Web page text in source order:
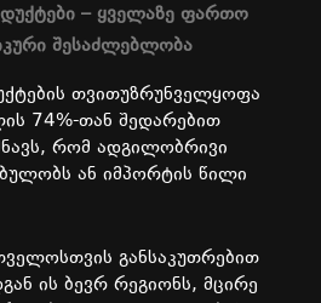
– ყველაზე ფართო
შესაძლებლობა
თვითუზრუნველყოფა
74%-თან შედარებით
, რომ ადგილობრივი
ან იმპორტის წილი
განსაკუთრებით
ის ბევრ რეგიონს, მცირე